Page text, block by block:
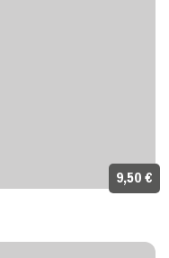
9,50 €